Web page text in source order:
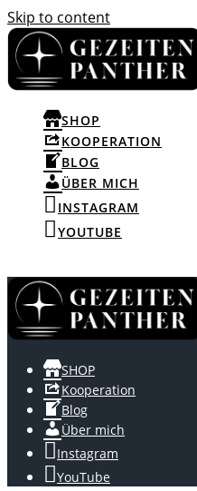
Skip to content
SHOP
KOOPERATION
BLOG
ÜBER MICH
INSTAGRAM
YOUTUBE
SHOP
Kooperation
Blog
Über mich
Instagram
YouTube